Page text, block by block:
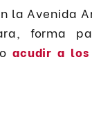
la Avenida
forma
acudir a los